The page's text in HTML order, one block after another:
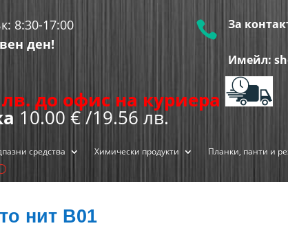
8:30-17:00
ден!
 За
Имейл:
до офис на куриера
10.00 € /19.56 лв.
средства Химически продукти Планки, панти и
нит B01